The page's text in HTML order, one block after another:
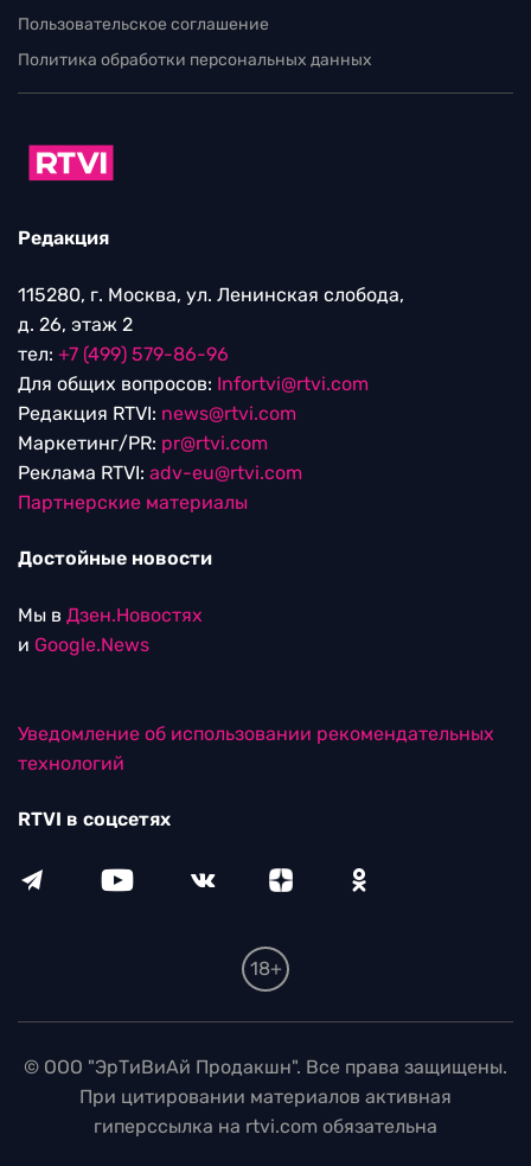
Пользовательское соглашение
Политика обработки персональных данных
Редакция
115280, г. Москва, ул. Ленинская слобода,
д. 26, этаж 2
тел: +7 (499) 579-86-96
Для общих вопросов: Infortvi@rtvi.com
Редакция RTVI: news@rtvi.com
Маркетинг/PR: pr@rtvi.com
Реклама RTVI: adv-eu@rtvi.com
Партнерские материалы
Достойные новости
Мы в Дзен.Новостях
и Google.News
Уведомление об использовании рекомендательных
технологий
RTVI в соцсетях
18+
© ООО "ЭрТиВиАй Продакшн". Все права защищены.
При цитировании материалов активная
гиперссылка на rtvi.com обязательна